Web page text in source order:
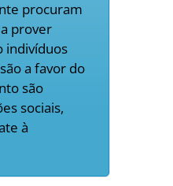
procuram
prover
indivíduos
a favor do
são
sociais,
à